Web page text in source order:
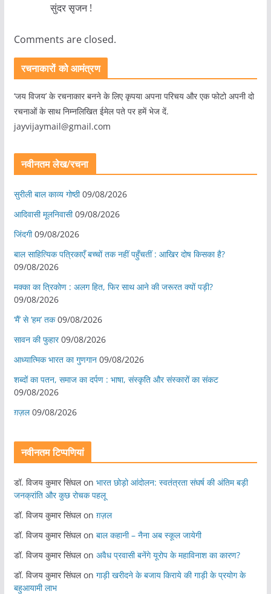
सुंदर सृजन !
Comments are closed.
रचनाकारों को आमंत्रण
‘जय विजय’ के रचनाकार बनने के लिए कृपया अपना परिचय और एक फोटो अपनी दो
रचनाओं के साथ निम्नलिखित ईमेल पते पर हमें भेज दें.
jayvijaymail@gmail.com
नवीनतम लेख/रचना
सुरीली बाल काव्य गोष्ठी 09/08/2026
आदिवासी मूलनिवासी 09/08/2026
जिंदगी 09/08/2026
बाल साहित्यिक पत्रिकाएँ बच्चों तक नहीं पहुँचतीं : आखिर दोष किसका है?
09/08/2026
मक्का का त्रिकोण : अलग हित, फिर साथ आने की जरूरत क्यों पड़ी?
09/08/2026
‘मैं’ से ‘हम’ तक 09/08/2026
सावन की फुहार 09/08/2026
आध्यात्मिक भारत का गुणगान 09/08/2026
शब्दों का पतन, समाज का दर्पण : भाषा, संस्कृति और संस्कारों का संकट
09/08/2026
ग़ज़ल 09/08/2026
नवीनतम टिप्पणियां
डॉ. विजय कुमार सिंघलon भारत छोड़ो आंदोलन: स्वतंत्रता संघर्ष की अंतिम बड़ी
जनक्रांति और कुछ रोचक पहलू
डॉ. विजय कुमार सिंघलon ग़ज़ल
डॉ. विजय कुमार सिंघलon बाल कहानी – नैना अब स्कूल जायेगी
डॉ. विजय कुमार सिंघलon अवैध प्रवासी बनेंगे यूरोप के महाविनाश का कारण?
डॉ. विजय कुमार सिंघलon गाड़ी खरीदने के बजाय किराये की गाड़ी के प्रयोग के
बहुआयामी लाभ